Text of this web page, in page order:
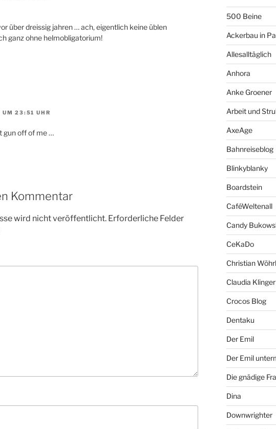
über dreissig jahren … ach, eigentlich keine üblen
ganz ohne helmobligatorium!
23:51 UHR
gun off of me …
Kommentar
wird nicht veröffentlicht. Erforderliche Felder
500 Beine
Ackerbau in
Allesalltäglich
Anhora
Anke Groener
Arbeit und
AxeAge
Bahnreiseblog
Blinkyblanky
Boardstein
CaféWeltenall
Candy
CeKaDo
Christian Wöhrl
Claudia Klinger
Crocos Blog
Dentaku
Der Emil
Der Emil
Die gnädige
Dina
Downwrighter